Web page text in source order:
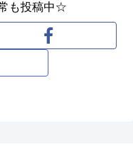
も投稿中☆